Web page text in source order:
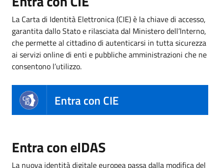
La Carta di Identità Elettronica (CIE) è la chiave di accesso,
garantita dallo Stato e rilasciata dal Ministero dell’Interno,
che permette al cittadino di autenticarsi in tutta sicurezza
ai servizi online di enti e pubbliche amministrazioni che ne
consentono l’utilizzo.
Entra con CIE
Entra con eIDAS
La nuova identità digitale europea passa dalla modifica del